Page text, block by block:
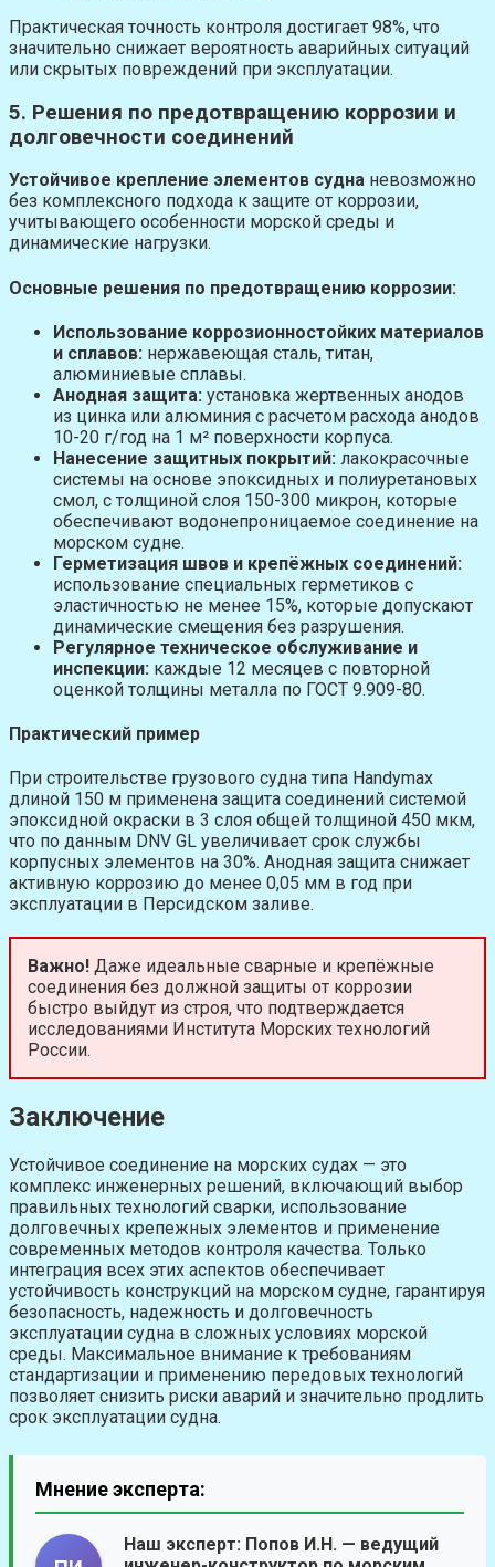
Практическая точность контроля достигает 98%, что
значительно снижает вероятность аварийных ситуаций
или скрытых повреждений при эксплуатации.
5. Решения по предотвращению коррозии и
долговечности соединений
Устойчивое крепление элементов судна невозможно
без комплексного подхода к защите от коррозии,
учитывающего особенности морской среды и
динамические нагрузки.
Основные решения по предотвращению коррозии:
Использование коррозионностойких материалов
и сплавов: нержавеющая сталь, титан,
алюминиевые сплавы.
Анодная защита: установка жертвенных анодов
из цинка или алюминия с расчетом расхода анодов
10-20 г/год на 1 м² поверхности корпуса.
Нанесение защитных покрытий: лакокрасочные
системы на основе эпоксидных и полиуретановых
смол, с толщиной слоя 150-300 микрон, которые
обеспечивают водонепроницаемое соединение на
морском судне.
Герметизация швов и крепёжных соединений:
использование специальных герметиков с
эластичностью не менее 15%, которые допускают
динамические смещения без разрушения.
Регулярное техническое обслуживание и
инспекции: каждые 12 месяцев с повторной
оценкой толщины металла по ГОСТ 9.909-80.
Практический пример
При строительстве грузового судна типа Handymax
длиной 150 м применена защита соединений системой
эпоксидной окраски в 3 слоя общей толщиной 450 мкм,
что по данным DNV GL увеличивает срок службы
корпусных элементов на 30%. Анодная защита снижает
активную коррозию до менее 0,05 мм в год при
эксплуатации в Персидском заливе.
Важно! Даже идеальные сварные и крепёжные
соединения без должной защиты от коррозии
быстро выйдут из строя, что подтверждается
исследованиями Института Морских технологий
России.
Заключение
Устойчивое соединение на морских судах — это
комплекс инженерных решений, включающий выбор
правильных технологий сварки, использование
долговечных крепежных элементов и применение
современных методов контроля качества. Только
интеграция всех этих аспектов обеспечивает
устойчивость конструкций на морском судне, гарантируя
безопасность, надежность и долговечность
эксплуатации судна в сложных условиях морской
среды. Максимальное внимание к требованиям
стандартизации и применению передовых технологий
позволяет снизить риски аварий и значительно продлить
срок эксплуатации судна.
Мнение эксперта:
Наш эксперт: Попов И.Н. — ведущий